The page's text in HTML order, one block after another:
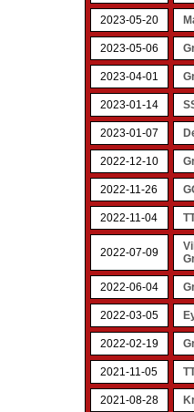
2023-05-20
2023-05-06
2023-04-01
2023-01-14
2023-01-07
2022-12-10
2022-11-26
2022-11-04
2022-07-09
2022-06-04
2022-03-05
2022-02-19
2021-11-05
2021-08-28